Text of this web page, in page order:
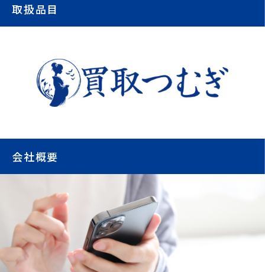
取扱品目
会社概要